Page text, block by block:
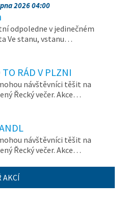
2026 04:00
odpoledne v jedinečném
Ve stanu, vstanu…
RÁD V PLZNI
návštěvníci těšit na
Řecký večer. Akce…
návštěvníci těšit na
Řecký večer. Akce…
AKCÍ